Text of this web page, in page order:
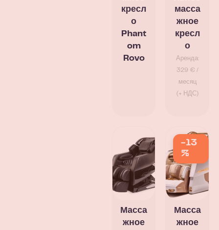
кресл
о
Phant
om
Rovo
масса
жное
кресл
о
Аренда:
329 € /
месяц
(+ НДС)
Масса
жное
-13
%
Масса
жное